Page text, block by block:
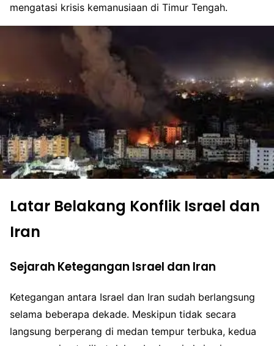
mengatasi krisis kemanusiaan di Timur Tengah.
Latar Belakang Konflik Israel dan
Iran
Sejarah Ketegangan Israel dan Iran
Ketegangan antara Israel dan Iran sudah berlangsung
selama beberapa dekade. Meskipun tidak secara
langsung berperang di medan tempur terbuka, kedua